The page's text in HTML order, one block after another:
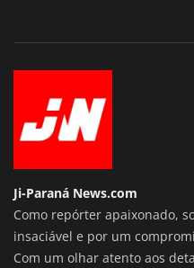
Ji-Paraná News.com
Como repórter apaixonado,
insaciável e por um
Com um olhar atento aos